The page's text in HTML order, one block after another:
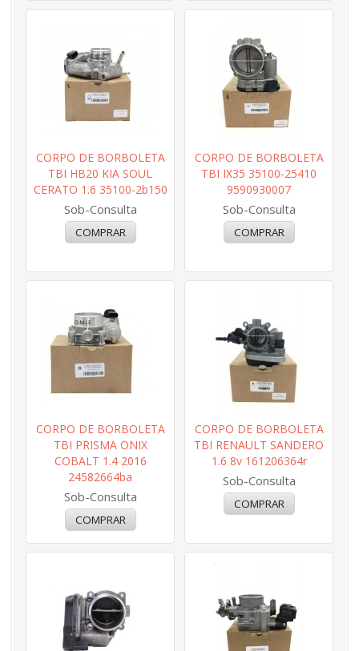
CORPO DE BORBOLETA
TBI HB20 KIA SOUL
CERATO 1.6 35100-2b150
Sob-Consulta
CORPO DE BORBOLETA
TBI IX35 35100-25410
9590930007
Sob-Consulta
CORPO DE BORBOLETA
TBI PRISMA ONIX
COBALT 1.4 2016
24582664ba
Sob-Consulta
CORPO DE BORBOLETA
TBI RENAULT SANDERO
1.6 8v 161206364r
Sob-Consulta